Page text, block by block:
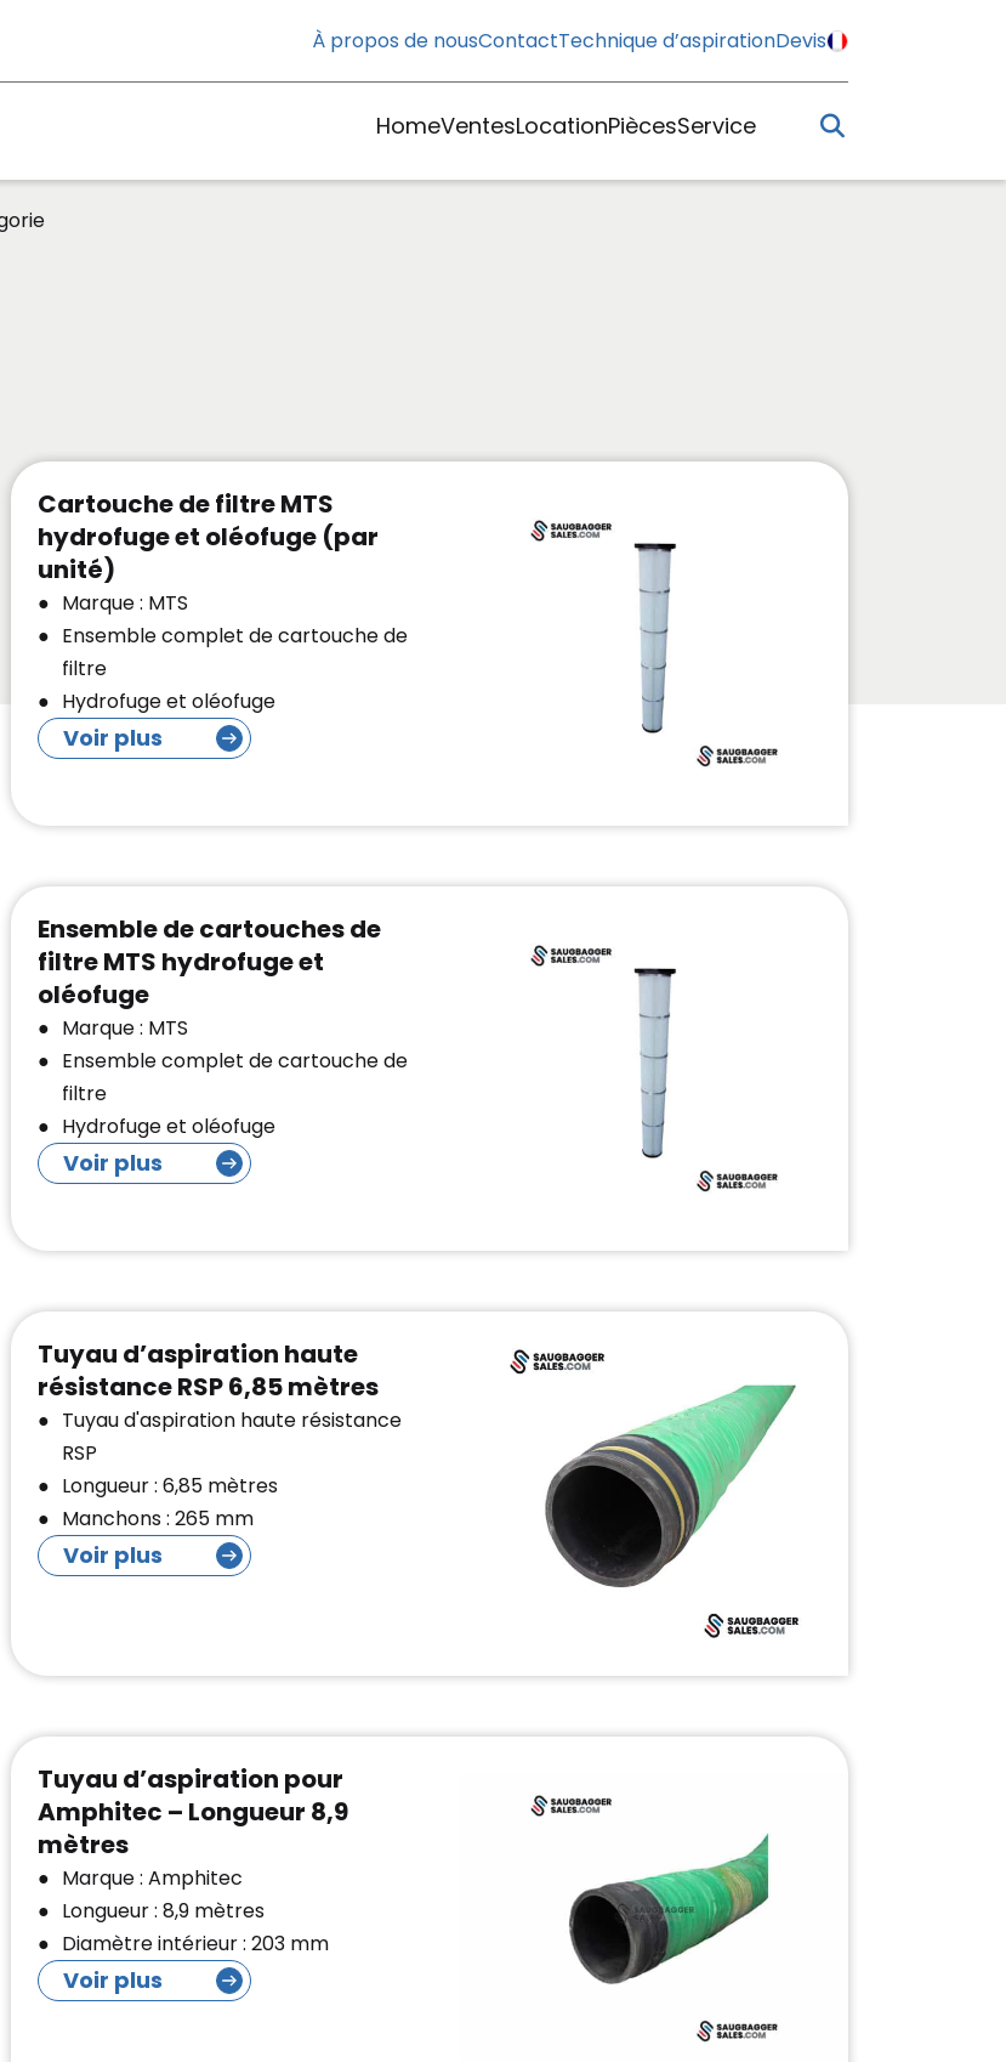
À propos de nousContactTechnique d’aspirationDevis
HomeVentesLocationPiècesService
Cartouche de filtre MTS
hydrofuge et oléofuge (par
unité)
Marque : MTS
Ensemble complet de cartouche de
filtre
Hydrofuge et oléofuge
Voir plus
Ensemble de cartouches de
filtre MTS hydrofuge et
oléofuge
Marque : MTS
Ensemble complet de cartouche de
filtre
Hydrofuge et oléofuge
Voir plus
Tuyau d’aspiration haute
résistance RSP 6,85 mètres
Tuyau d'aspiration haute résistance
RSP
Longueur : 6,85 mètres
Manchons : 265 mm
Voir plus
Tuyau d’aspiration pour
Amphitec – Longueur 8,9
mètres
Marque : Amphitec
Longueur : 8,9 mètres
Diamètre intérieur : 203 mm
Voir plus